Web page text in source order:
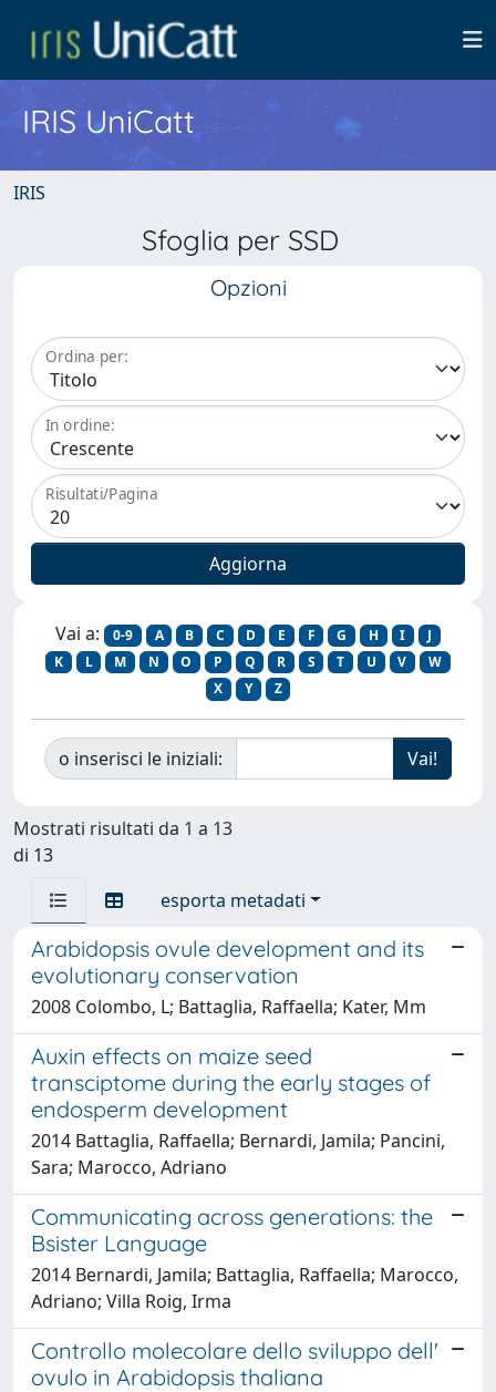
IRIS UniCatt
IRIS
Sfoglia per SSD
Opzioni
Ordina per:
In ordine:
Risultati/Pagina
Vai a: 0-9 A B C D E F G H I
J
K
L M N O P Q R S T U V
W
X
Y Z
o inserisci le iniziali:
Mostrati risultati da 1 a 13
di 13
esporta metadati
Arabidopsis ovule development and its
evolutionary conservation
2008 Colombo, L; Battaglia, Raffaella; Kater, Mm
Auxin effects on maize seed
transciptome during the early stages of
endosperm development
2014 Battaglia, Raffaella; Bernardi, Jamila; Pancini,
Sara; Marocco, Adriano
Communicating across generations: the
Bsister Language
2014 Bernardi, Jamila; Battaglia, Raffaella; Marocco,
Adriano; Villa Roig, Irma
Controllo molecolare dello sviluppo dell'
ovulo in Arabidopsis thaliana